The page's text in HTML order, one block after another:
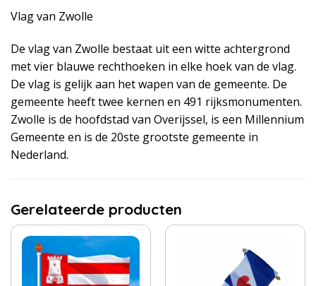
Vlag van Zwolle
De vlag van Zwolle bestaat uit een witte achtergrond
met vier blauwe rechthoeken in elke hoek van de vlag.
De vlag is gelijk aan het wapen van de gemeente. De
gemeente heeft twee kernen en 491 rijksmonumenten.
Zwolle is de hoofdstad van Overijssel, is een Millennium
Gemeente en is de 20ste grootste gemeente in
Nederland.
Gerelateerde producten